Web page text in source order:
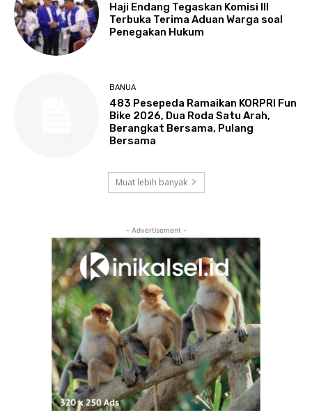
Haji Endang Tegaskan Komisi III
Terbuka Terima Aduan Warga soal
Penegakan Hukum
BANUA
483 Pesepeda Ramaikan KORPRI Fun
Bike 2026, Dua Roda Satu Arah,
Berangkat Bersama, Pulang
Bersama
Muat lebih banyak
- Advertisement -